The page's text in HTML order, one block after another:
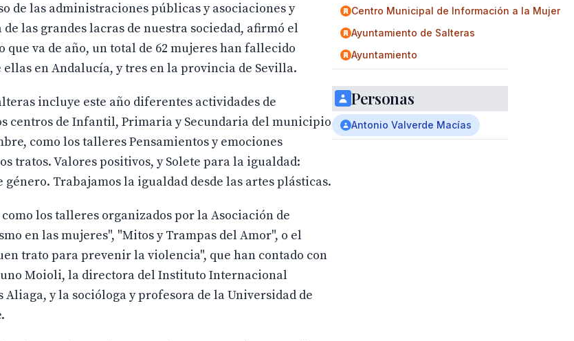
de las administraciones públicas y asociaciones y
las grandes lacras de nuestra sociedad, afirmó el
va de año, un total de 62 mujeres han fallecido
en Andalucía, y tres en la provincia de Sevilla.
incluye este año diferentes actividades de
centros de Infantil, Primaria y Secundaria del municipio
como los talleres Pensamientos y emociones
tratos. Valores positivos, y Solete para la igualdad:
Trabajamos la igualdad desde las artes plásticas.
los talleres organizados por la Asociación de
en las mujeres", "Mitos y Trampas del Amor", o el
trato para prevenir la violencia", que han contado con
Moioli, la directora del Instituto Internacional
y la socióloga y profesora de la Universidad de
Centro Municipal de Información a la Mujer
Ayuntamiento de Salteras
Ayuntamiento
Personas
Antonio Valverde Macías